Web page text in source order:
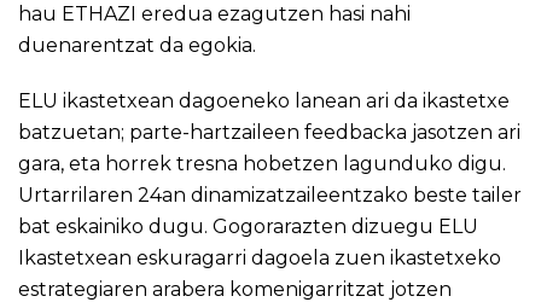
hau ETHAZI eredua ezagutzen hasi nahi
duenarentzat da egokia.
ELU ikastetxean dagoeneko lanean ari da ikastetxe
batzuetan; parte-hartzaileen feedbacka jasotzen ari
gara, eta horrek tresna hobetzen lagunduko digu.
Urtarrilaren 24an dinamizatzaileentzako beste tailer
bat eskainiko dugu. Gogorarazten dizuegu ELU
Ikastetxean eskuragarri dagoela zuen ikastetxeko
estrategiaren arabera komenigarritzat jotzen